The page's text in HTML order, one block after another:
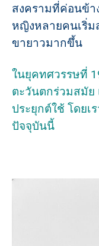
สงครามที่ค่อนข้า
หญิงหลายคนเริ่ม
ขายาวมากขึ้น
ในยุคทศวรรษที่
ตะวันตกร่วมสมัย
ประยุกต์ใช้ โดย
ปัจจุบันนี้